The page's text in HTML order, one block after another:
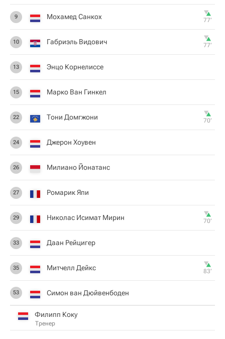
9 Мохамед Санкох 77‎’‎
10 Габриэль Видович 77‎’‎
13 Энцо Корнелиссе
15 Марко Ван Гинкел
22 Тони Домгжони 70‎’‎
24 Джерон Хоувен
26 Милиано Йонатанс
27 Ромарик Япи
29 Николас Исимат Мирин 70‎’‎
33 Даан Рейцигер
35 Митчелл Дейкс 83‎’‎
53 Симон ван Дюйвенбоден
Филипп Коку
Тренер